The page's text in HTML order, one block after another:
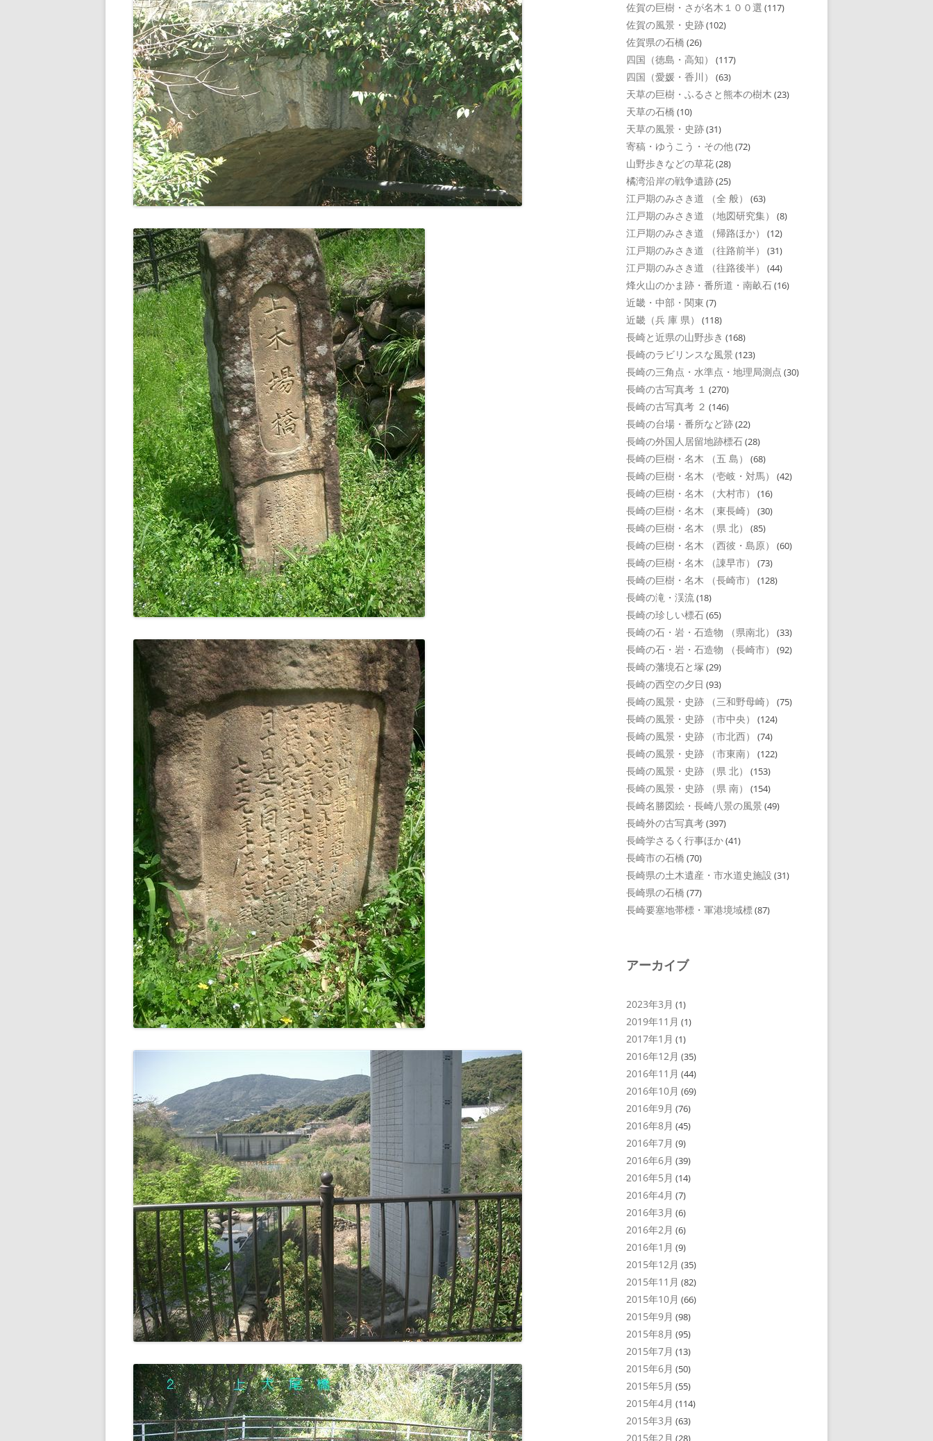
佐賀の巨樹・さが名木１００選 (117)
佐賀の風景・史跡(102)
佐賀県の石橋 (26)
四国（徳島・高知） (117)
四国（愛媛・香川） (63)
天草の巨樹・ふるさと熊本の樹木 (23)
天草の石橋 (10)
天草の風景・史跡(31)
寄稿・ゆうこう・その他(72)
山野歩きなどの草花(28)
橘湾沿岸の戦争遺跡(25)
江戸期のみさき道 （全 般） (63)
江戸期のみさき道 （地図研究集） (8)
江戸期のみさき道 （帰路ほか） (12)
江戸期のみさき道 （往路前半） (31)
江戸期のみさき道 （往路後半） (44)
烽火山のかま跡・番所道・南畝石(16)
近畿・中部・関東 (7)
近畿（兵 庫 県） (118)
長崎と近県の山野歩き (168)
長崎のラビリンスな風景 (123)
長崎の三角点・水準点・地理局測点 (30)
長崎の古写真考 １ (270)
長崎の古写真考 ２ (146)
長崎の台場・番所など跡(22)
長崎の外国人居留地跡標石(28)
長崎の巨樹・名木 （五 島） (68)
長崎の巨樹・名木 （壱岐・対馬） (42)
長崎の巨樹・名木 （大村市） (16)
長崎の巨樹・名木 （東長崎） (30)
長崎の巨樹・名木 （県 北） (85)
長崎の巨樹・名木 （西彼・島原） (60)
長崎の巨樹・名木 （諌早市） (73)
長崎の巨樹・名木 （長崎市） (128)
長崎の滝・渓流(18)
長崎の珍しい標石(65)
長崎の石・岩・石造物 （県南北） (33)
長崎の石・岩・石造物 （長崎市） (92)
長崎の藩境石と塚 (29)
長崎の西空の夕日 (93)
長崎の風景・史跡 （三和野母崎） (75)
長崎の風景・史跡 （市中央） (124)
長崎の風景・史跡 （市北西） (74)
長崎の風景・史跡 （市東南） (122)
長崎の風景・史跡 （県 北） (153)
長崎の風景・史跡 （県 南） (154)
長崎名勝図絵・長崎八景の風景 (49)
長崎外の古写真考(397)
長崎学さるく行事ほか(41)
長崎市の石橋 (70)
長崎県の土木遺産・市水道史施設 (31)
長崎県の石橋 (77)
長崎要塞地帯標・軍港境域標(87)
アーカイブ
2023年3月 (1)
2019年11月 (1)
2017年1月 (1)
2016年12月 (35)
2016年11月 (44)
2016年10月 (69)
2016年9月 (76)
2016年8月 (45)
2016年7月 (9)
2016年6月 (39)
2016年5月 (14)
2016年4月 (7)
2016年3月 (6)
2016年2月 (6)
2016年1月 (9)
2015年12月 (35)
2015年11月 (82)
2015年10月 (66)
2015年9月 (98)
2015年8月 (95)
2015年7月 (13)
2015年6月 (50)
2015年5月 (55)
2015年4月 (114)
2015年3月 (63)
2015年2月 (28)